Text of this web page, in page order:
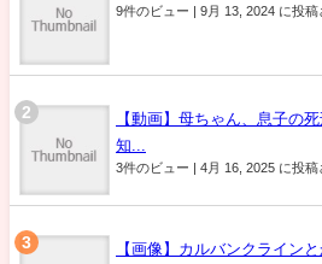
9件のビュー | 9月 13, 2024 に投稿
【動画】母ちゃん、息子の
知...
3件のビュー | 4月 16, 2025 に投稿
【画像】カルバンクライン